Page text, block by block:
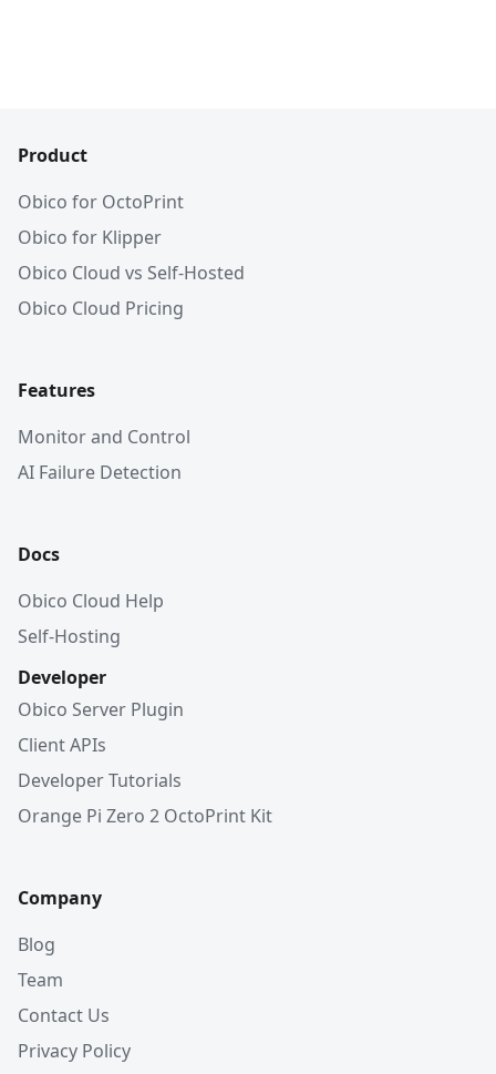
Product
Obico for OctoPrint
Obico for Klipper
Obico Cloud vs Self-Hosted
Obico Cloud Pricing
Features
Monitor and Control
AI Failure Detection
Docs
Obico Cloud Help
Self-Hosting
Developer
Obico Server Plugin
Client APIs
Developer Tutorials
Orange Pi Zero 2 OctoPrint Kit
Company
Blog
Team
Contact Us
Privacy Policy